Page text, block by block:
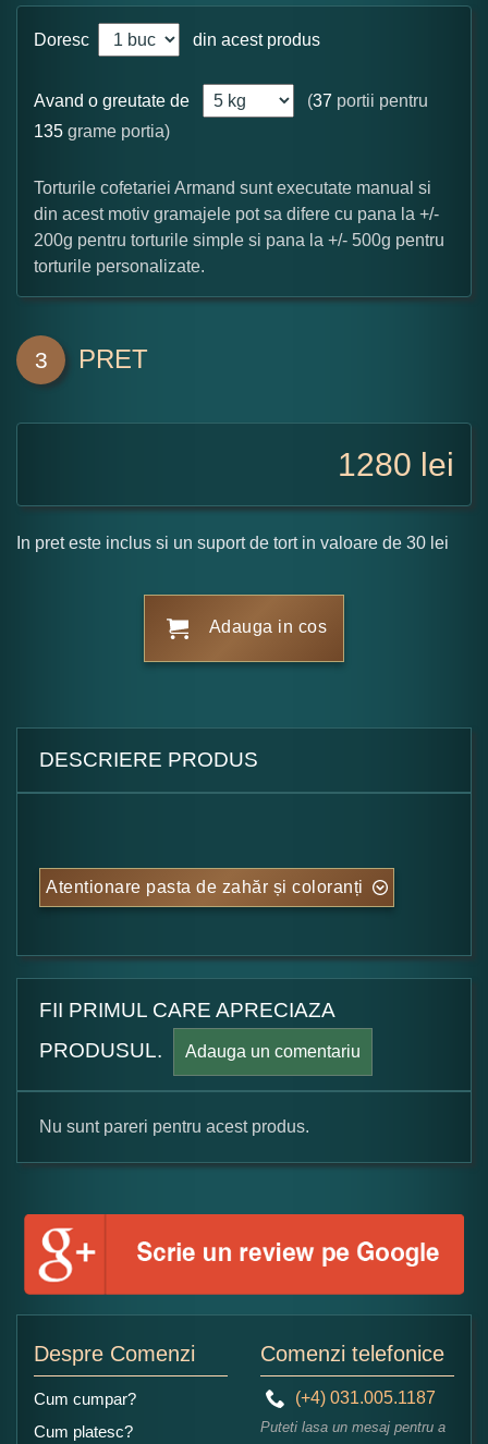
Doresc din acest produs
Avand o greutate de (37 portii pentru
135 grame portia)
Torturile cofetariei Armand sunt executate manual si
din acest motiv gramajele pot sa difere cu pana la +/-
200g pentru torturile simple si pana la +/- 500g pentru
torturile personalizate.
3 PRET
1280 lei
In pret este inclus si un suport de tort in valoare de 30 lei
Adauga in cos
DESCRIERE PRODUS
Atentionare pasta de zahăr și coloranți
FII PRIMUL CARE APRECIAZA
PRODUSUL.
Adauga un comentariu
Formular pareri client
Numele dumneavoastra:
Nu sunt pareri pentru acest produs.
Despre Comenzi
Cum cumpar?
Cum platesc?
Comenzi telefonice
(+4) 031.005.1187
Puteti lasa un mesaj pentru a